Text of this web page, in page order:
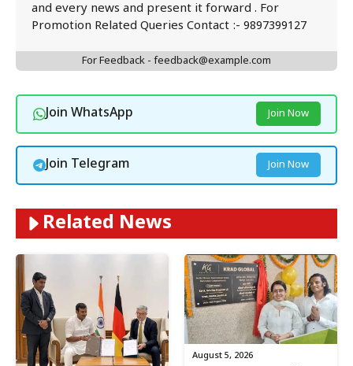
and every news and present it forward . For
Promotion Related Queries Contact :- 9897399127
For Feedback - feedback@example.com
Join WhatsApp Join Now
Join Telegram Join Now
Related News
August 5, 2026